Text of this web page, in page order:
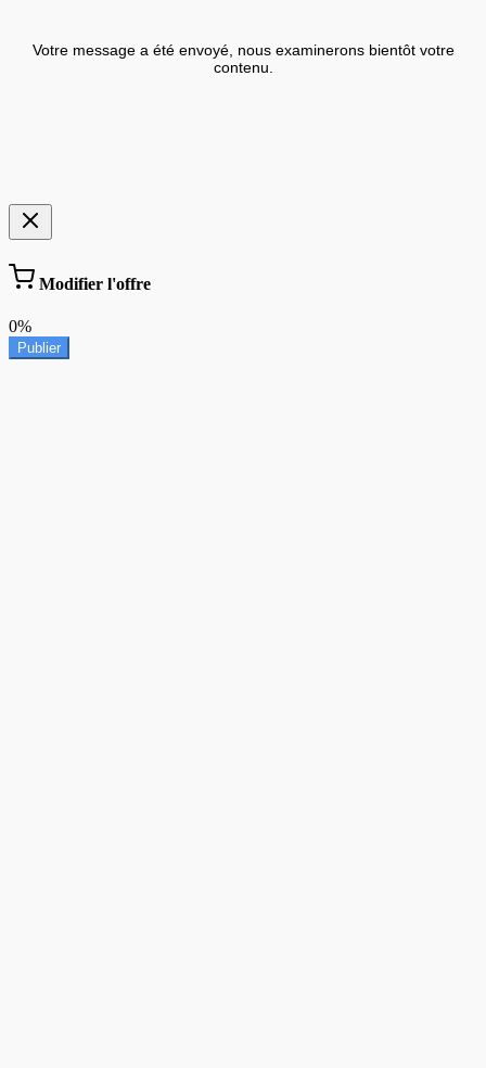
Votre message a été envoyé, nous examinerons bientôt votre
contenu.
Modifier l'offre
0%
Publier